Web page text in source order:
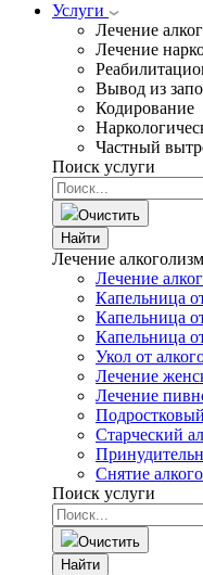
Услуги
Лечение
Лечение
Вывод из
Кодирование
Частный
Поиск услуги
Очистить
Найти
Лечение
Лечение
Капельница
Капельница
Капельница
Укол от
Лечение
Лечение
Старческий
Снятие
Поиск услуги
Очистить
Найти